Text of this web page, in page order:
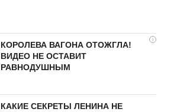
i
КОРОЛЕВА ВАГОНА ОТОЖГЛА!
ВИДЕО НЕ ОСТАВИТ
РАВНОДУШНЫМ
КАКИЕ СЕКРЕТЫ ЛЕНИНА НЕ